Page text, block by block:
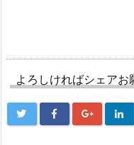
よろしければシェアお